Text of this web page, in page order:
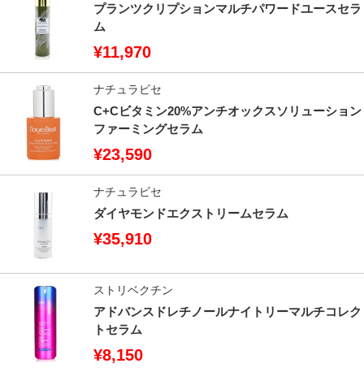
プランツクリプションマルチパワードユースセラ
ム
¥11,970
ナチュラビセ
C+Cビタミン20%アンチオックスソリューション
ファーミングセラム
¥23,590
ナチュラビセ
ダイヤモンドエクストリームセラム
¥35,910
ストリベクチン
アドバンスドレチノールナイトリーマルチコレク
トセラム
¥8,150